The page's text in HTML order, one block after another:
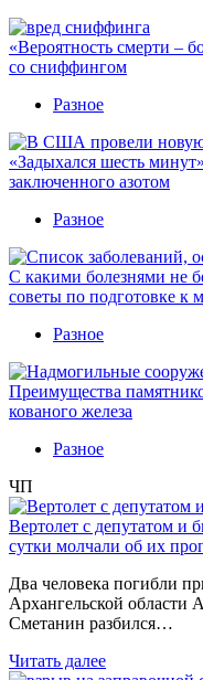
«Вероятность смерти –
со сниффингом
Разное
«Задыхался шесть
заключенного азотом
Разное
С какими болезнями не
советы по подготовке к
Разное
Преимущества
кованого железа
Разное
ЧП
Вертолет с депутатом и
сутки молчали об их
Два человека погибли
Архангельской области
Сметанин разбился…
Читать далее